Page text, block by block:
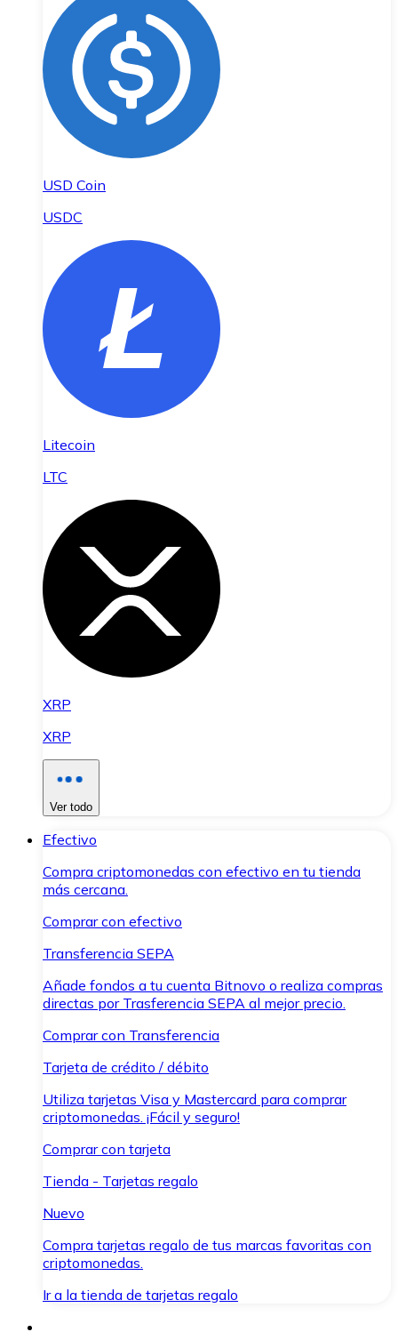
USD Coin
USDC
Litecoin
LTC
XRP
XRP
Ver todo
Efectivo
Compra criptomonedas con efectivo en tu tienda
más cercana.
Comprar con efectivo
Transferencia SEPA
Añade fondos a tu cuenta Bitnovo o realiza compras
directas por Trasferencia SEPA al mejor precio.
Comprar con Transferencia
Tarjeta de crédito / débito
Utiliza tarjetas Visa y Mastercard para comprar
criptomonedas. ¡Fácil y seguro!
Comprar con tarjeta
Tienda - Tarjetas regalo
Nuevo
Compra tarjetas regalo de tus marcas favoritas con
criptomonedas.
Ir a la tienda de tarjetas regalo